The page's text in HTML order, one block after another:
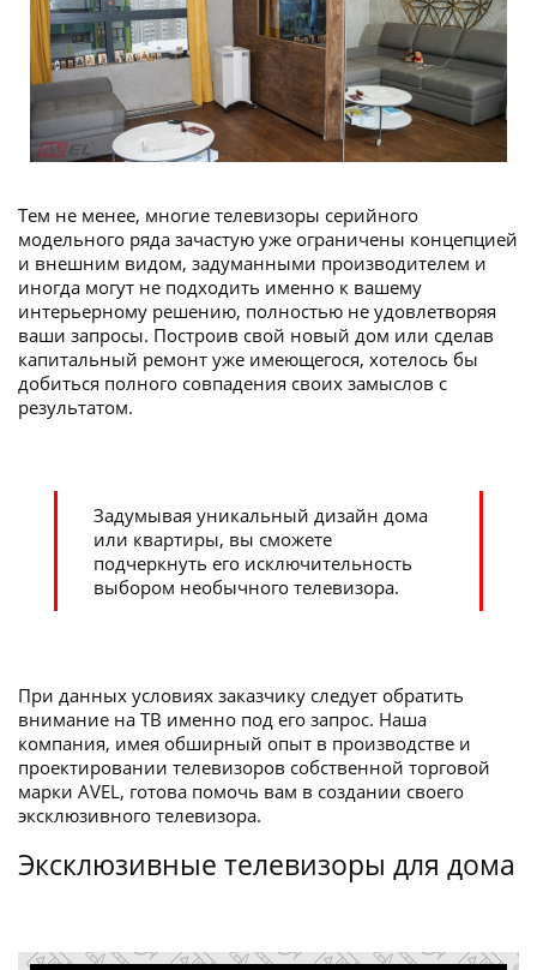
Тем не менее, многие телевизоры серийного
модельного ряда зачастую уже ограничены концепцией
и внешним видом, задуманными производителем и
иногда могут не подходить именно к вашему
интерьерному решению, полностью не удовлетворяя
ваши запросы. Построив свой новый дом или сделав
капитальный ремонт уже имеющегося, хотелось бы
добиться полного совпадения своих замыслов с
результатом.
Задумывая уникальный дизайн дома
или квартиры, вы сможете
подчеркнуть его исключительность
выбором необычного телевизора.
При данных условиях заказчику следует обратить
внимание на ТВ именно под его запрос. Наша
компания, имея обширный опыт в производстве и
проектировании телевизоров собственной торговой
марки AVEL, готова помочь вам в создании своего
эксклюзивного телевизора.
Эксклюзивные телевизоры для дома